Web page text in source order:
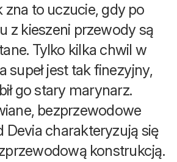
zna to uczucie, gdy po
z kieszeni przewody są
Tylko kilka chwil w
supeł jest tak finezyjny,
go stary marynarz.
bezprzewodowe
Devia charakteryzują się
konstrukcją.